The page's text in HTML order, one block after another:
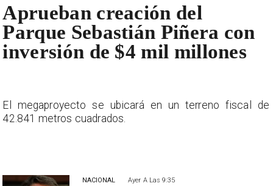
Ayer A Las 9:35
NACIONAL
Aprueban creación del
Parque Sebastián Piñera con
inversión de $4 mil millones
El megaproyecto se ubicará en un terreno fiscal de
42.841 metros cuadrados.